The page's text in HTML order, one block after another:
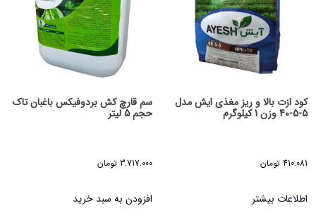
کود ازت بالا و ریز مغذی ایش مدل
5-5-40 وزن 1 کیلوگرم
410.081 تومان
اطلاعات بیشتر
سم قارچ کش بردوفیکس باغبان تاک
حجم 5 لیتر
3.717.000 تومان
افزودن به سبد خرید